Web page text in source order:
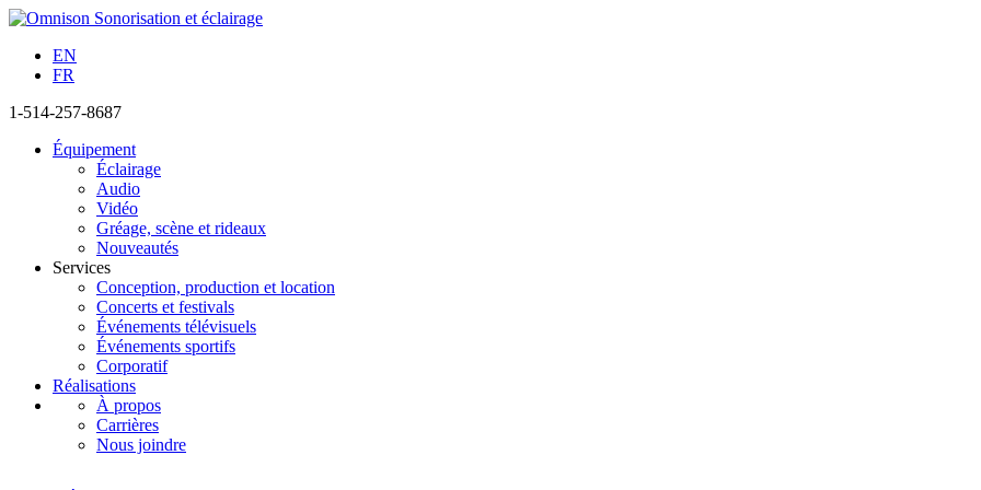
EN
FR
1-514-257-8687
Équipement
Éclairage
Audio
Vidéo
Gréage, scène et rideaux
Nouveautés
Services
Conception, production et location
Concerts et festivals
Événements télévisuels
Événements sportifs
Corporatif
Réalisations
À propos
Carrières
Nous joindre